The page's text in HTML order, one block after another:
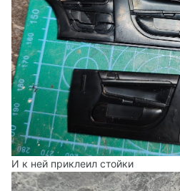
И к ней приклеил стойки